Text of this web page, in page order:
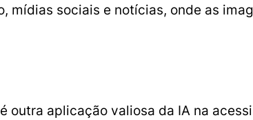
sociais e notícias, onde as
aplicação valiosa da IA na